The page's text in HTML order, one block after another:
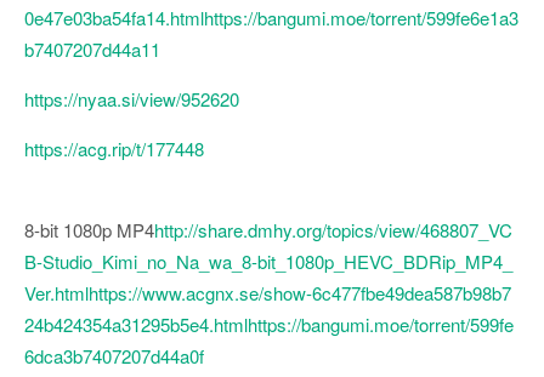
0e47e03ba54fa14.htmlhttps://bangumi.moe/torrent/599fe6e1a3
b7407207d44a11
https://nyaa.si/view/952620
https://acg.rip/t/177448
8-bit 1080p MP4http://share.dmhy.org/topics/view/468807_VC
B-Studio_Kimi_no_Na_wa_8-bit_1080p_HEVC_BDRip_MP4_
Ver.htmlhttps://www.acgnx.se/show-6c477fbe49dea587b98b7
24b424354a31295b5e4.htmlhttps://bangumi.moe/torrent/599fe
6dca3b7407207d44a0f